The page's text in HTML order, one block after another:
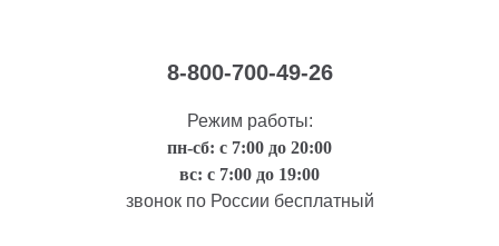
8-800-700-49-26
Режим работы:
пн-сб: с 7:00 до 20:00
вс: с 7:00 до 19:00
звонок по России бесплатный